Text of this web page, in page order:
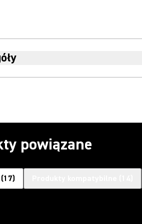
powiązane
(17)